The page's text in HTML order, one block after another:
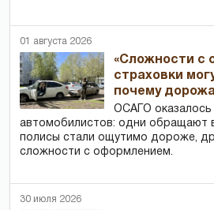
01 августа 2026
«Сложности с
страховки
почему
ОСАГО оказалось
автомобилистов: одни обращают
полисы стали ощутимо дороже,
сложности с оформлением.
30 июля 2026